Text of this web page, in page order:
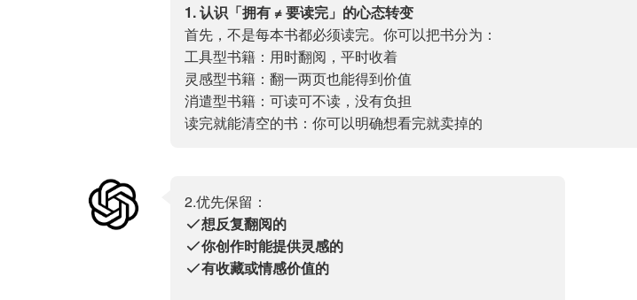
1. 认识「拥有 ≠ 要读完」的心态转变
首先，不是每本书都必须读完。你可以把书分为：
工具型书籍：用时翻阅，平时收着
灵感型书籍：翻一两页也能得到价值
消遣型书籍：可读可不读，没有负担
读完就能清空的书：你可以明确想看完就卖掉的
2.优先保留：
想反复翻阅的
你创作时能提供灵感的
有收藏或情感价值的